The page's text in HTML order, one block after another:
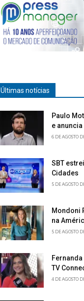
Últimas notícias
Paulo
e
6 DE AGOSTO
SBT
Cidades
5 DE AGOSTO
Mondoni
na
5 DE AGOSTO
TV
4 DE AGOSTO